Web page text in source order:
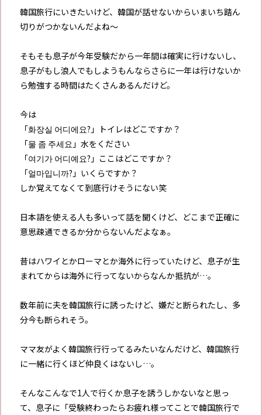
韓国旅行にいきたいけど、韓国が話せないからいまいち踏ん
切りがつかないんだよね〜
そもそも息子が今年受験だから一年間は確実に行けないし、
息子がもし浪人でもしようもんならさらに一年は行けないか
ら勉強する時間はたくさんあるんだけど。
今は
「화장실 어디에요?」トイレはどこですか？
「물 좀 주세요」水をください
「여기가 어디예요?」ここはどこですか？
「얼마입니까?」いくらですか？
しか覚えてなくて到底行けそうにない笑
日本語を使える人も多いって話を聞くけど、どこまで正確に
意思疎通できるか分からないんだよなぁ。
昔はハワイとかローマとか海外に行っていたけど、息子が生
まれてからは海外に行ってないからなんか抵抗が…。
数年前に夫を韓国旅行に誘ったけど、嫌だと断られたし、多
分今も断られそう。
ママ友がよく韓国旅行行ってるみたいなんだけど、韓国旅行
に一緒に行くほど仲良くはないし…。
そんなこんなで1人で行くか息子を誘うしかないなと思っ
て、息子に「受験終わったらお疲れ様ってことで韓国旅行で